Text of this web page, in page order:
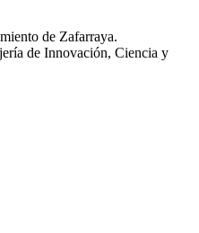
de Zafarraya.
de Innovación, Ciencia y